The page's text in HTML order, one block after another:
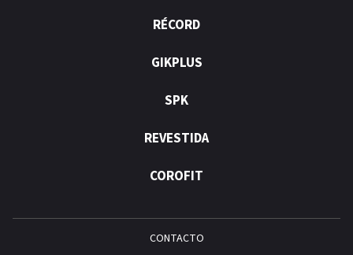
RÉCORD
GIKPLUS
SPK
REVESTIDA
COROFIT
CONTACTO